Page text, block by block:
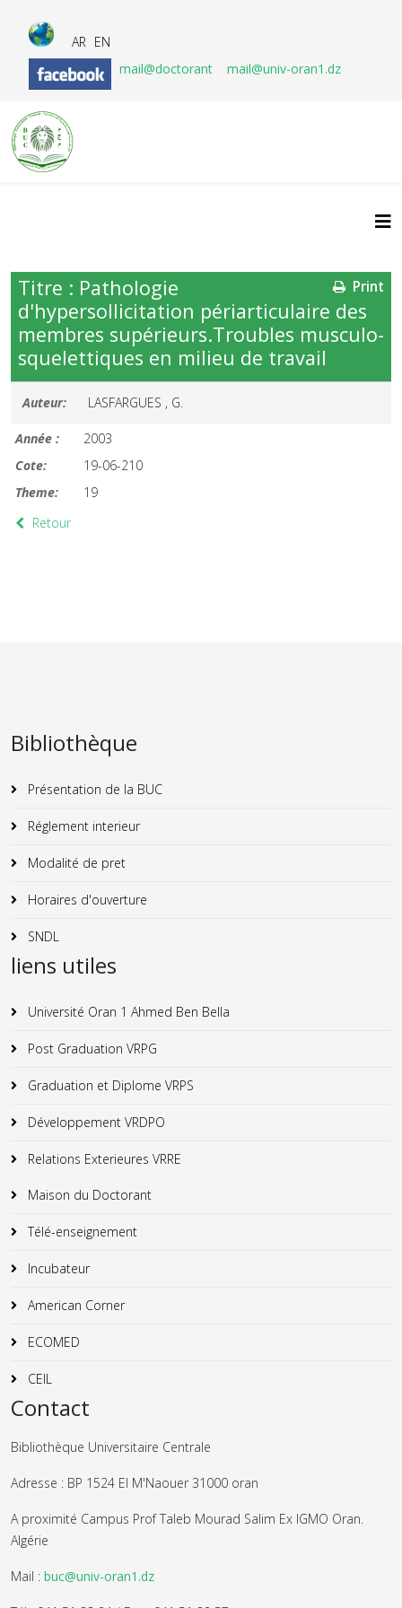
AR EN
mail@doctorant
mail@univ-oran1.dz
Print
Titre : Pathologie
d'hypersollicitation périarticulaire des
membres supérieurs.Troubles musculo-
squelettiques en milieu de travail
Auteur: LASFARGUES , G.
Année :
2003
Cote:
19-06-210
Theme:
19
Retour
Bibliothèque
Présentation de la BUC
Réglement interieur
Modalité de pret
Horaires d'ouverture
SNDL
liens utiles
Université Oran 1 Ahmed Ben Bella
Post Graduation VRPG
Graduation et Diplome VRPS
Développement VRDPO
Relations Exterieures VRRE
Maison du Doctorant
Télé-enseignement
Incubateur
American Corner
ECOMED
CEIL
Contact
Bibliothèque Universitaire Centrale
Adresse : BP 1524 El M'Naouer 31000 oran
A proximité Campus Prof Taleb Mourad Salim Ex IGMO Oran.
Algérie
Mail : buc@univ-oran1.dz